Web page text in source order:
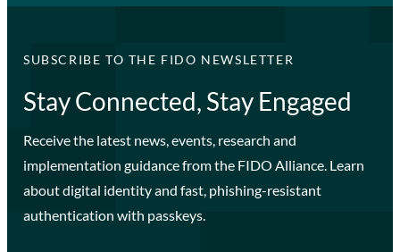
SUBSCRIBE TO THE FIDO NEWSLETTER
Stay Connected, Stay Engaged
Receive the latest news, events, research and
implementation guidance from the FIDO Alliance. Learn
about digital identity and fast, phishing-resistant
authentication with passkeys.